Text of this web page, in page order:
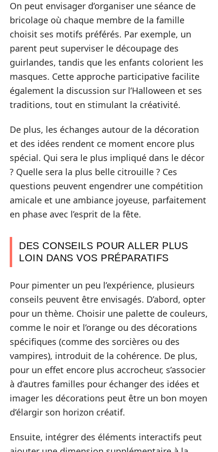
On peut envisager d’organiser une séance de
bricolage où chaque membre de la famille
choisit ses motifs préférés. Par exemple, un
parent peut superviser le découpage des
guirlandes, tandis que les enfants colorient les
masques. Cette approche participative facilite
également la discussion sur l’Halloween et ses
traditions, tout en stimulant la créativité.
De plus, les échanges autour de la décoration
et des idées rendent ce moment encore plus
spécial. Qui sera le plus impliqué dans le décor
? Quelle sera la plus belle citrouille ? Ces
questions peuvent engendrer une compétition
amicale et une ambiance joyeuse, parfaitement
en phase avec l’esprit de la fête.
DES CONSEILS POUR ALLER PLUS
LOIN DANS VOS PRÉPARATIFS
Pour pimenter un peu l’expérience, plusieurs
conseils peuvent être envisagés. D’abord, opter
pour un thème. Choisir une palette de couleurs,
comme le noir et l’orange ou des décorations
spécifiques (comme des sorcières ou des
vampires), introduit de la cohérence. De plus,
pour un effet encore plus accrocheur, s’associer
à d’autres familles pour échanger des idées et
imager les décorations peut être un bon moyen
d’élargir son horizon créatif.
Ensuite, intégrer des éléments interactifs peut